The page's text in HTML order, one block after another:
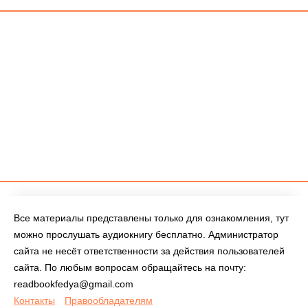
Все материалы представлены только для ознакомления, тут
можно прослушать аудиокнигу бесплатно. Администратор
сайта не несёт ответственности за действия пользователей
сайта. По любым вопросам обращайтесь на почту:
readbookfedya@gmail.com
Контакты
Правообладателям